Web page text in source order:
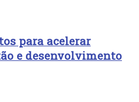
para acelerar
e desenvolvimento